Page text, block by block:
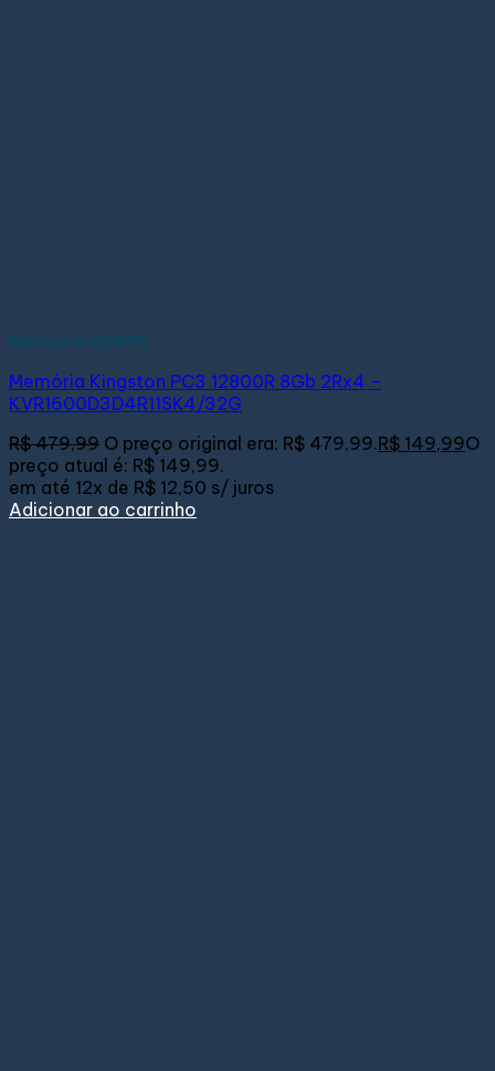
Memória RDIMM
Memória Kingston PC3 12800R 8Gb 2Rx4 –
KVR1600D3D4R11SK4/32G
R$479,99 O preço original era: R$ 479,99.R$ 149,99O
preço atual é: R$ 149,99.
em até 12x de R$ 12,50 s/ juros
Adicionar ao carrinho